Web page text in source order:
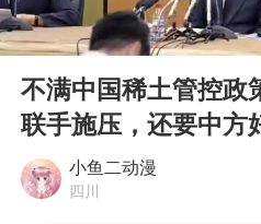
Play
00:00
不满中国稀土管控政
联手施压，还要中方
小鱼二动漫
四川